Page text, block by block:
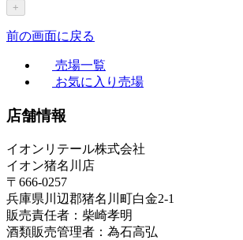
+
前の画面に戻る
売場一覧
お気に入り売場
店舗情報
イオンリテール株式会社
イオン猪名川店
〒666-0257
兵庫県川辺郡猪名川町白金2-1
販売責任者：柴崎孝明
酒類販売管理者：為石高弘